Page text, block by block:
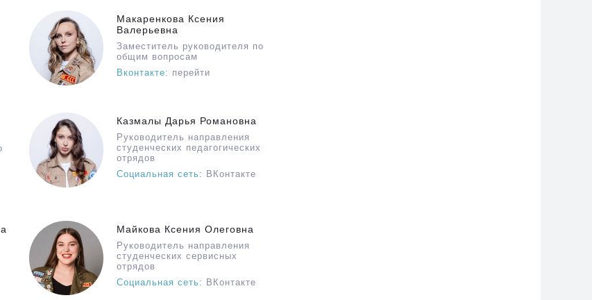
Макаренкова Ксения
Валерьевна
Заместитель руководителя по
общим вопросам
Вконтакте: перейти
Казмалы Дарья Романовна
Руководитель направления
студенческих педагогических
отрядов
Социальная сеть: ВКонтакте
Майкова Ксения Олеговна
Руководитель направления
студенческих сервисных
отрядов
Социальная сеть: ВКонтакте